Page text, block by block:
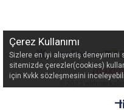
Çerez Kullanımı
Sizlere en iyi alışveriş deneyimini
sitemizde çerezler(cookies)
için Kvkk sözleşmesini